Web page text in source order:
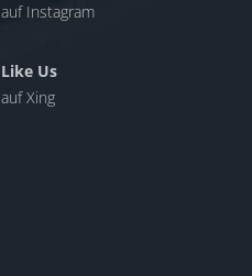
auf Instagram
Like Us
auf Xing